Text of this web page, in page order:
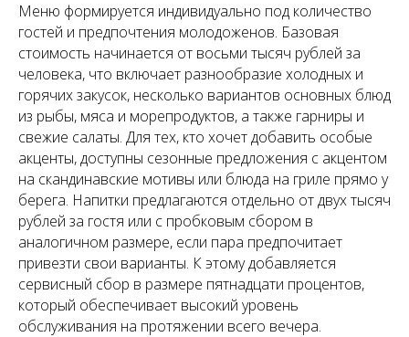
Меню формируется индивидуально под количество
гостей и предпочтения молодоженов. Базовая
стоимость начинается от восьми тысяч рублей за
человека, что включает разнообразие холодных и
горячих закусок, несколько вариантов основных блюд
из рыбы, мяса и морепродуктов, а также гарниры и
свежие салаты. Для тех, кто хочет добавить особые
акценты, доступны сезонные предложения с акцентом
на скандинавские мотивы или блюда на гриле прямо у
берега. Напитки предлагаются отдельно от двух тысяч
рублей за гостя или с пробковым сбором в
аналогичном размере, если пара предпочитает
привезти свои варианты. К этому добавляется
сервисный сбор в размере пятнадцати процентов,
который обеспечивает высокий уровень
обслуживания на протяжении всего вечера.